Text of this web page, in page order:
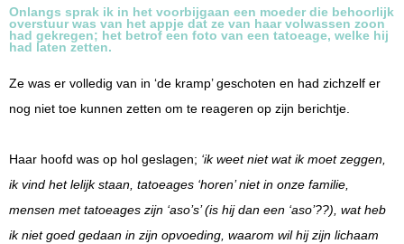
Onlangs sprak ik in het voorbijgaan een moeder die behoorlijk
overstuur was van het appje dat ze van haar volwassen zoon
had gekregen; het betrof een foto van een tatoeage, welke hij
had laten zetten.
Ze was er volledig van in ‘de kramp’ geschoten en had zichzelf er
nog niet toe kunnen zetten om te reageren op zijn berichtje.
Haar hoofd was op hol geslagen; ‘ik weet niet wat ik moet zeggen,
ik vind het lelijk staan, tatoeages ‘horen’ niet in onze familie,
mensen met tatoeages zijn ‘aso’s’ (is hij dan een ‘aso’??), wat heb
ik niet goed gedaan in zijn opvoeding, waarom wil hij zijn lichaam